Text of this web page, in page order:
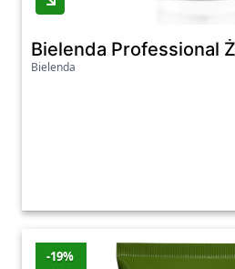
Bielenda Professional
Bielenda
-19%